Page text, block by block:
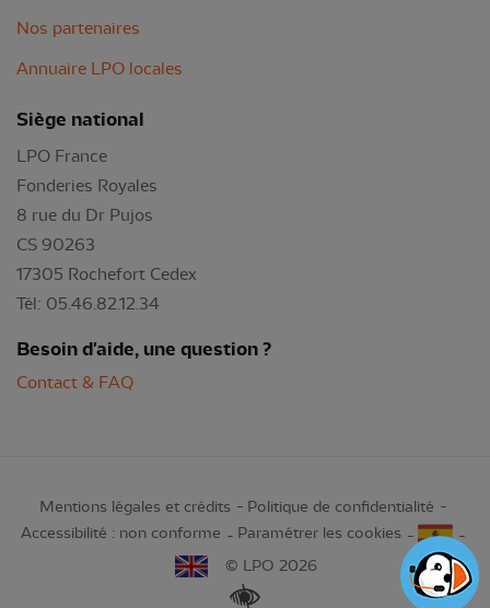
Nos partenaires
Annuaire LPO locales
Siège national
LPO France
Fonderies Royales
8 rue du Dr Pujos
CS 90263
17305 Rochefort Cedex
Tél: 05.46.82.12.34
Besoin d'aide, une question ?
Contact & FAQ
Mentions légales et crédits
Politique de confidentialité
Accessibilité : non conforme
Paramétrer les cookies
© LPO 2026